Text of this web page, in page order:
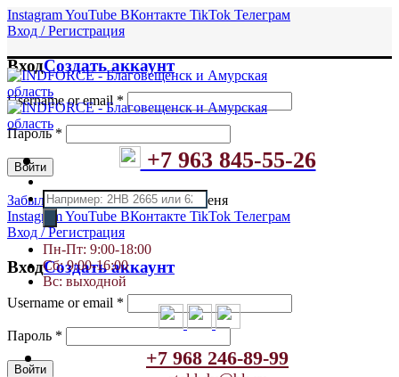
InstagramYouTube ВКонтакте TikTok Телеграм
Вход / Регистрация
ВходСоздать аккаунт
Username or email *
Пароль*
Войти
Забыли пароль?
Запомнить меня
InstagramYouTube ВКонтакте TikTok Телеграм
Вход / Регистрация
ВходСоздать аккаунт
Username or email *
Пароль *
Войти
+7 963 845-55-26
Поиск
товаров
Пн-Пт: 9:00-18:00
Сб: 9:00-16:00
Вс: выходной
+7 968 246-89-99